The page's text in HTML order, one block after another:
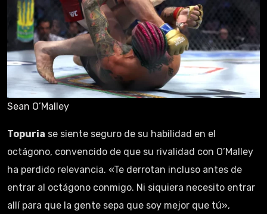
Sean O’Malley
Topuria se siente seguro de su habilidad en el
octágono, convencido de que su rivalidad con O’Malley
ha perdido relevancia. «Te derrotan incluso antes de
entrar al octágono conmigo. Ni siquiera necesito entrar
allí para que la gente sepa que soy mejor que tú»,